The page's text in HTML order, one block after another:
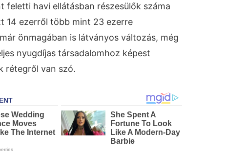
feletti havi ellátásban részesülők száma
14 ezerről több mint 23 ezerre
önmagában is látványos változás, még
nyugdíjas társadalomhoz képest
rétegről van szó.